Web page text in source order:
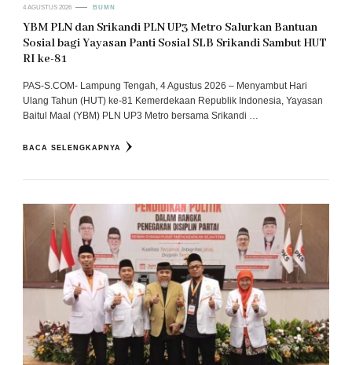
4 AGUSTUS 2026 BUMN
YBM PLN dan Srikandi PLN UP3 Metro Salurkan Bantuan
Sosial bagi Yayasan Panti Sosial SLB Srikandi Sambut HUT
RI ke-81
PAS-S.COM- Lampung Tengah, 4 Agustus 2026 – Menyambut Hari
Ulang Tahun (HUT) ke-81 Kemerdekaan Republik Indonesia, Yayasan
Baitul Maal (YBM) PLN UP3 Metro bersama Srikandi …
BACA SELENGKAPNYA